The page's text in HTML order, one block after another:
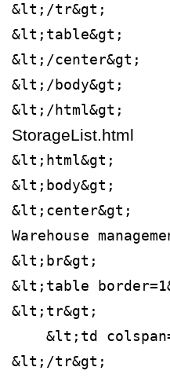
&lt;/tr&gt;
&lt;table&gt;
&lt;/center&gt;
&lt;/body&gt;
&lt;/html&gt;
StorageList.html
&lt;html&gt;
&lt;body&gt;
&lt;center&gt;
Warehouse
&lt;br&gt;
&lt;table
&lt;tr&gt;
&lt;td
&lt;/tr&gt;